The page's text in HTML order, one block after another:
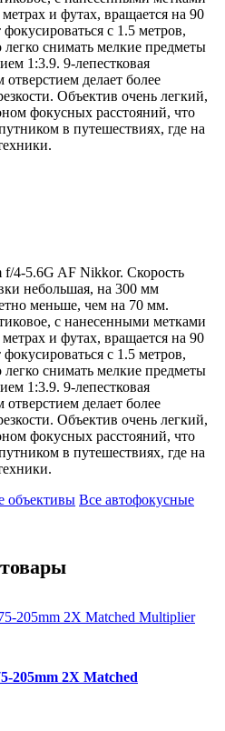
и футах, вращается на 90
с 1.5 метров,
снимать мелкие предметы
1:3.9. 9-лепестковая
делает более
Объектив очень легкий,
фокусных расстояний, что
в путешествиях, где на
4-5.6G AF Nikkor. Скорость
небольшая, на 300 мм
меньше, чем на 70 мм.
с нанесенными метками
и футах, вращается на 90
с 1.5 метров,
снимать мелкие предметы
1:3.9. 9-лепестковая
делает более
Объектив очень легкий,
фокусных расстояний, что
в путешествиях, где на
объективы Все автофокусные
205mm 2X Matched